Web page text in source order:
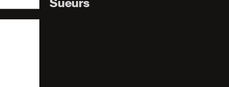
Sueurs